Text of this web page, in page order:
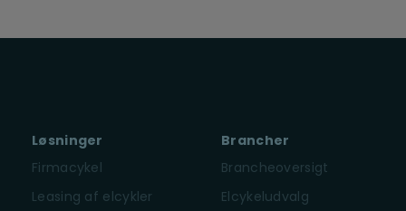
Løsninger
Firmacykel
Leasing af elcykler
Brancher
Brancheoversigt
Elcykeludvalg